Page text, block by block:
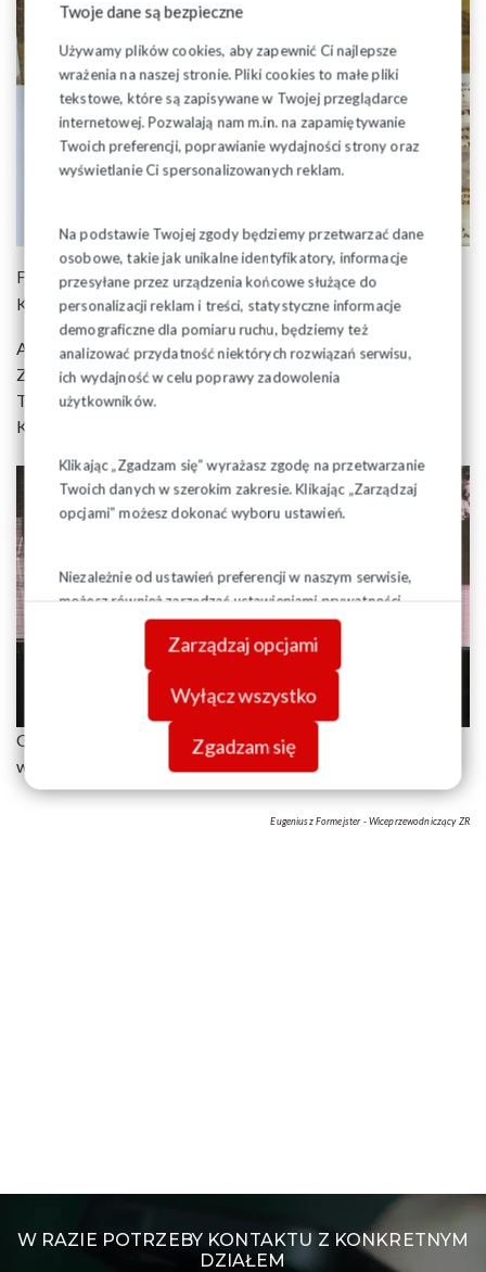
Twoje dane są bezpieczne
Używamy plików cookies, aby zapewnić Ci najlepsze
wrażenia na naszej stronie. Pliki cookies to małe pliki
tekstowe, które są zapisywane w Twojej przeglądarce
internetowej. Pozwalają nam m.in. na zapamiętywanie
Twoich preferencji, poprawianie wydajności strony oraz
wyświetlanie Ci spersonalizowanych reklam.
Na podstawie Twojej zgody będziemy przetwarzać dane
osobowe, takie jak unikalne identyfikatory, informacje
przesyłane przez urządzenia końcowe służące do
personalizacji reklam i treści, statystyczne informacje
demograficzne dla pomiaru ruchu, będziemy też
analizować przydatność niektórych rozwiązań serwisu,
ich wydajność w celu poprawy zadowolenia
użytkowników.
Klikając „Zgadzam się” wyrażasz zgodę na przetwarzanie
Twoich danych w szerokim zakresie. Klikając „Zarządzaj
opcjami” możesz dokonać wyboru ustawień.
Niezależnie od ustawień preferencji w naszym serwisie,
możesz również zarządzać ustawieniami prywatności
swojej przeglądarki. Więcej informacji o przetwarzaniu
danych znajdziesz wPolityce prywatności.
Zarządzaj opcjami
Wyłącz wszystko
Zgadzam się
Formalną decyzję o przyznaniu medalu podjął Ogólnopolski
Komitet Pamięci księdza Jerzego Popiełuszki.
Aktu odznaczenia dokonano w czasie obrad Krajowego
Zjazdu Delegatów w Bielsku Białej.
Takie samo odznaczenie otrzymał również Przewodniczący
Komisji Krajowej Piotr Duda.
Gratulujemy kolegom Przewodniczącym tak doniosłego
wyróżnienia.
Eugeniusz Formejster - Wiceprzewodniczący ZR
W RAZIE POTRZEBY KONTAKTU Z KONKRETNYM
DZIAŁEM